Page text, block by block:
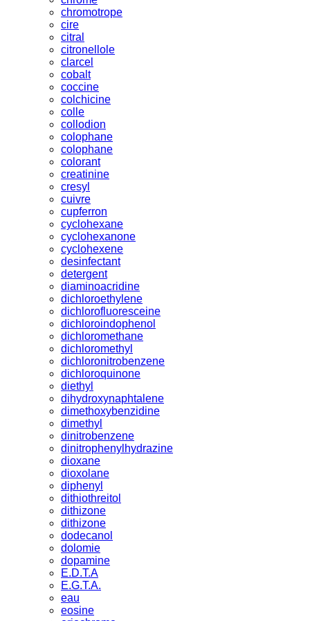
chromotrope
cire
citral
citronellole
clarcel
cobalt
coccine
colchicine
colle
collodion
colophane
colophane
colorant
creatinine
cresyl
cuivre
cupferron
cyclohexane
cyclohexanone
cyclohexene
desinfectant
detergent
diaminoacridine
dichloroethylene
dichlorofluoresceine
dichloroindophenol
dichloromethane
dichloromethyl
dichloronitrobenzene
dichloroquinone
diethyl
dihydroxynaphtalene
dimethoxybenzidine
dimethyl
dinitrobenzene
dinitrophenylhydrazine
dioxane
dioxolane
diphenyl
dithiothreitol
dithizone
dithizone
dodecanol
dolomie
dopamine
E.D.T.A
E.G.T.A.
eau
eosine